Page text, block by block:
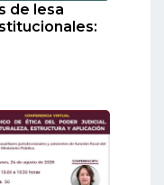
de lesa